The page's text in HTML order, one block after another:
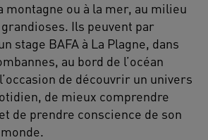
montagne ou à la mer, au milieu
Ils peuvent par
stage BAFA à La Plagne, dans
au bord de l’océan
de découvrir un univers
de mieux comprendre
de prendre conscience de son